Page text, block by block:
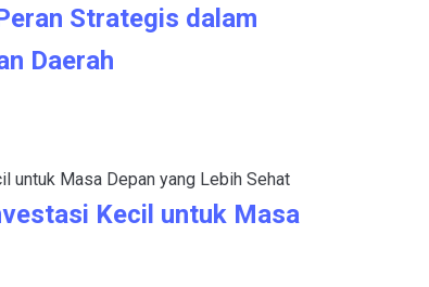
Strategis dalam
Daerah
Kecil untuk Masa